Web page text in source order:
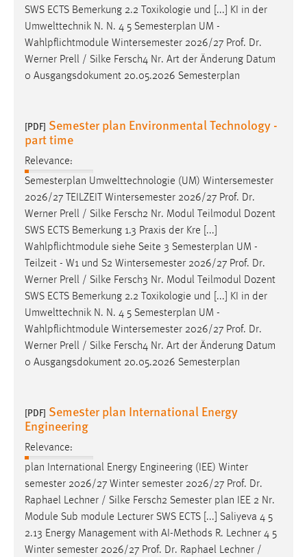
SWS ECTS Bemerkung 2.2 Toxikologie und [...] KI in der
Umwelttechnik N. N. 4 5 Semesterplan UM -
Wahlpflichtmodule Wintersemester 2026/27 Prof. Dr.
Werner Prell / Silke Fersch4 Nr. Art der Änderung Datum
0 Ausgangsdokument 20.05.2026 Semesterplan
[PDF] Semester plan Environmental Technology -
part time
Relevance:
Semesterplan Umwelttechnologie (UM) Wintersemester
2026/27 TEILZEIT Wintersemester 2026/27 Prof. Dr.
Werner Prell / Silke Fersch2 Nr. Modul Teilmodul Dozent
SWS ECTS Bemerkung 1.3 Praxis der Kre [...]
Wahlpflichtmodule siehe Seite 3 Semesterplan UM -
Teilzeit - W1 und S2 Wintersemester 2026/27 Prof. Dr.
Werner Prell / Silke Fersch3 Nr. Modul Teilmodul Dozent
SWS ECTS Bemerkung 2.2 Toxikologie und [...] KI in der
Umwelttechnik N. N. 4 5 Semesterplan UM -
Wahlpflichtmodule Wintersemester 2026/27 Prof. Dr.
Werner Prell / Silke Fersch4 Nr. Art der Änderung Datum
0 Ausgangsdokument 20.05.2026 Semesterplan
[PDF] Semester plan International Energy
Engineering
Relevance:
plan International Energy Engineering (IEE) Winter
semester 2026/27 Winter semester 2026/27 Prof. Dr.
Raphael Lechner / Silke Fersch2 Semester plan IEE 2 Nr.
Module Sub module Lecturer SWS ECTS [...] Saliyeva 4 5
2.13 Energy Management with AI-Methods R. Lechner 4 5
Winter semester 2026/27 Prof. Dr. Raphael Lechner /